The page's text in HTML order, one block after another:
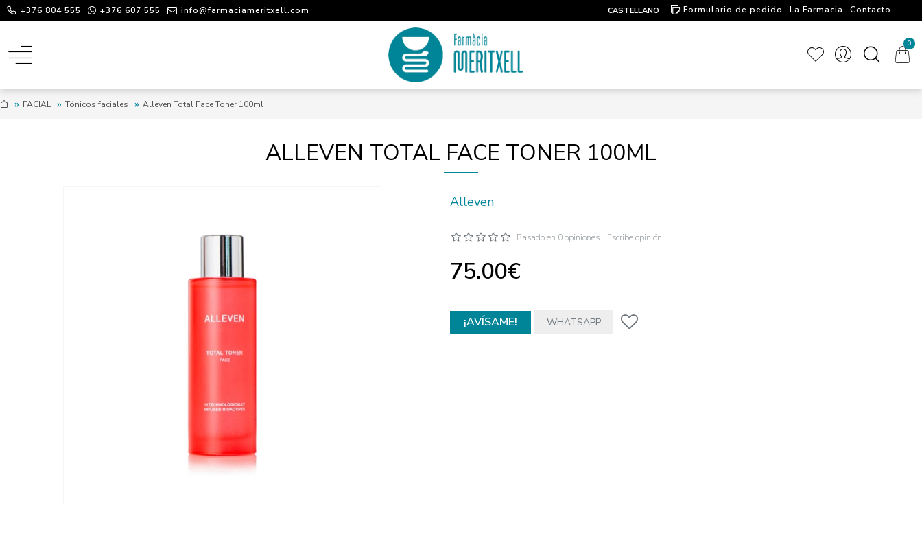
+376 804 555 +376 607 555 info@farmaciameritxell.com CASTELLANO Formulario de pedido La Farmacia
Contacto
0
FACIAL Tónicos faciales Alleven Total Face Toner 100ml
ALLEVEN TOTAL FACE TONER 100ML
Alleven
Basado en 0 opiniones. Escribe opinión
75.00€
¡AVÍSAME! WHATSAPP